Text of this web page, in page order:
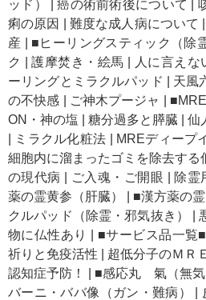
ッド）
|癌の術前術後について
痢の原因
難度な成人病について
産
■ヒーリングスティック（除
ク
|護摩焚き・絵馬 人に言えな
ーリングとミラクルパッド
天風
の不快感
ご神木プージャ
ON・神の塩
糖分過多と膵臓 仙
ミラクル化粧法 MREディープ
細胞内に溜まったゴミを除去する
の現代病
ご入魂・ご開眼 除霊
薬の霊黄参（肝臓）
■漢方薬の霊
クルパッド（除霊・邪気抜き）
物に仏性あり
■サービス品一覧■
祈りと免疫活性
超低分子のＭＲ
認知症予防！
■感応丸 氣（無気
バーニ・ババ像（ガン・難病）